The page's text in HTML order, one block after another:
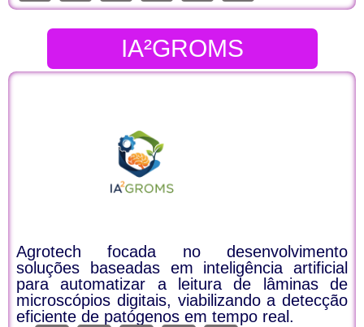
IA²GROMS
Agrotech focada no desenvolvimento
soluções baseadas em inteligência artificial
para automatizar a leitura de lâminas de
microscópios digitais, viabilizando a detecção
eficiente de patógenos em tempo real.